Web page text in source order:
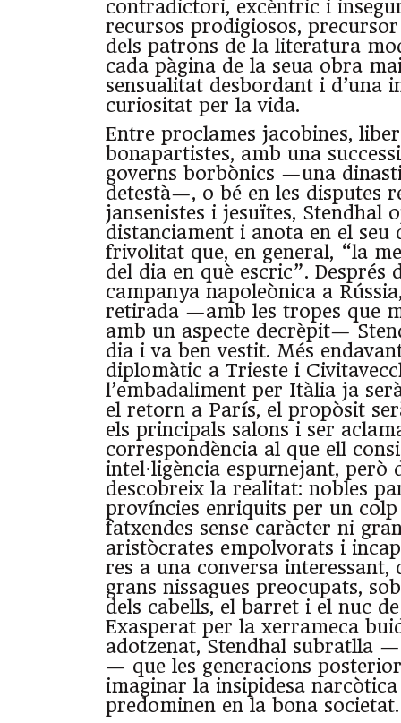
contradictori, excèntric i
recursos prodigiosos,
dels patrons de la literatura
cada pàgina de la seua obra
sensualitat desbordant i d’una
curiositat per la vida.
Entre proclames jacobines,
bonapartistes, amb una
governs borbònics —una
detestà—, o bé en les disputes
jansenistes i jesuïtes, Stendhal
distanciament i anota en el seu
frivolitat que, en general, “la
del dia en què escric”. Després
campanya napoleònica a
retirada —amb les tropes que
amb un aspecte decrèpit—
dia i va ben vestit. Més
diplomàtic a Trieste i
l’embadaliment per Itàlia ja
el retorn a París, el propòsit
els principals salons i ser
correspondència al que ell
intel·ligència espurnejant, però
descobreix la realitat: nobles
províncies enriquits per un
fatxendes sense caràcter ni
aristòcrates empolvorats i
res a una conversa interessant,
grans nissagues preocupats,
dels cabells, el barret i el nuc
Exasperat per la xerrameca
adotzenat, Stendhal subratlla
— que les generacions
imaginar la insipidesa
predominen en la bona societat.